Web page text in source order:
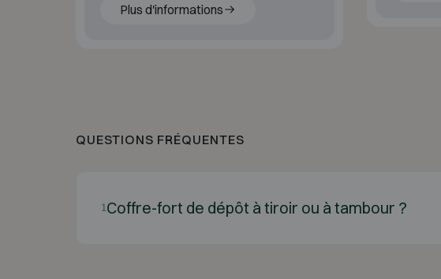
Plus d'informations
QUESTIONS FRÉQUENTES
1Coffre-fort de dépôt à tiroir ou à tambour ?